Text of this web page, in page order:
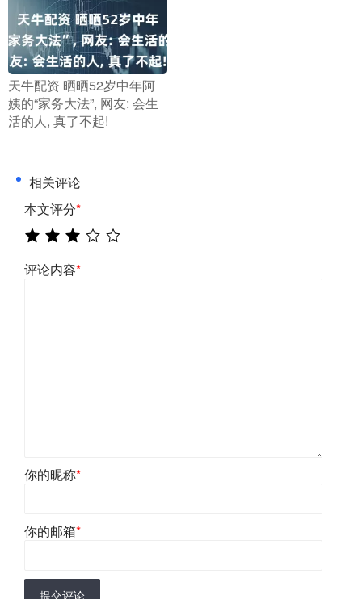
​天牛配资 晒晒52岁中年阿
姨的“家务大法”, 网友: 会生
活的人, 真了不起!
相关评论
本文评分*
评论内容*
你的昵称*
你的邮箱*
提交评论